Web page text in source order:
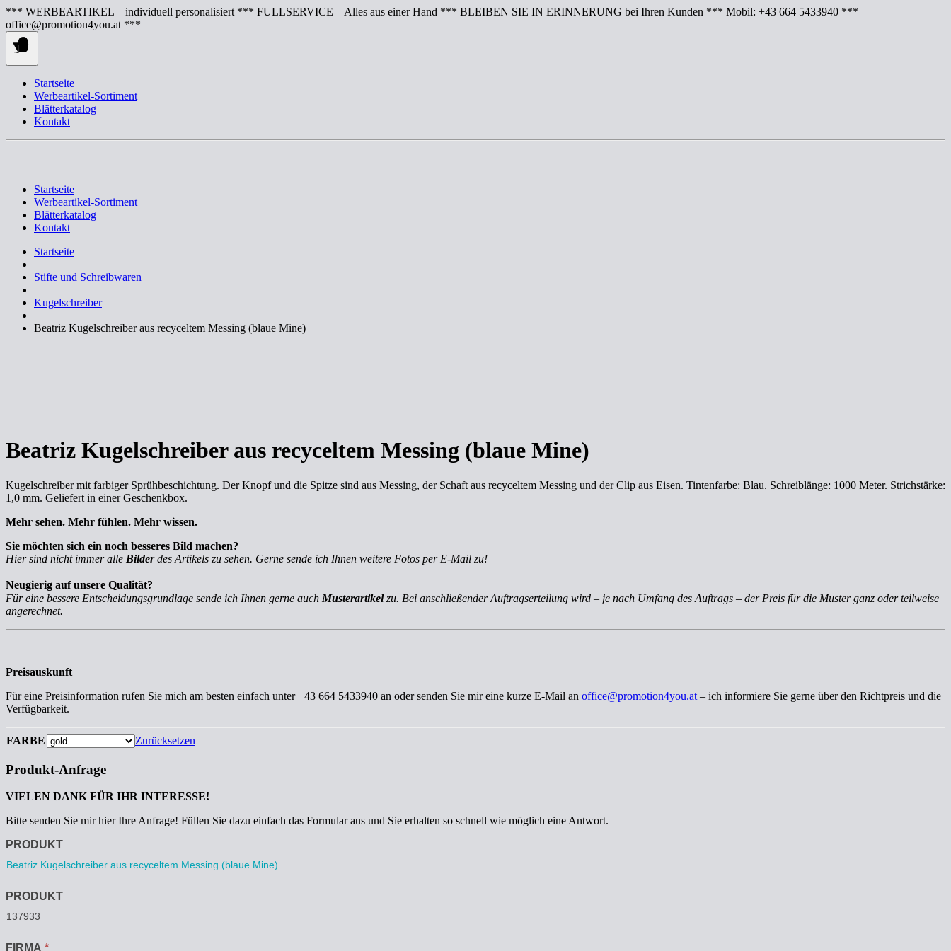
Springe
zum
Inhalt
*** WERBEARTIKEL – individuell personalisiert *** FULLSERVICE – Alles aus einer Hand *** BLEIBEN SIE IN ERINNERUNG bei Ihren Kunden *** Mobil: +43 664 5433940 ***
office@promotion4you.at ***
Startseite
Werbeartikel-Sortiment
Blätterkatalog
Kontakt
Startseite
Werbeartikel-Sortiment
Blätterkatalog
Kontakt
Startseite
Stifte und Schreibwaren
Kugelschreiber
Beatriz Kugelschreiber aus recyceltem Messing (blaue Mine)
Beatriz Kugelschreiber aus recyceltem Messing (blaue Mine)
Kugelschreiber mit farbiger Sprühbeschichtung. Der Knopf und die Spitze sind aus Messing, der Schaft aus recyceltem Messing und der Clip aus Eisen. Tintenfarbe: Blau. Schreiblänge: 1000 Meter. Strichstärke:
1,0 mm. Geliefert in einer Geschenkbox.
Mehr sehen. Mehr fühlen. Mehr wissen.
Sie möchten sich ein noch besseres Bild machen?
Hier sind nicht immer alle Bilderdes Artikels zu sehen. Gerne sende ich Ihnen weitere Fotos per E-Mail zu!
Neugierig auf unsere Qualität?
Für eine bessere Entscheidungsgrundlage sende ich Ihnen gerne auch Musterartikelzu. Bei anschließender Auftragserteilung wird – je nach Umfang des Auftrags – der Preis für die Muster ganz oder teilweise
angerechnet.
Preisauskunft
Für eine Preisinformation rufen Sie mich am besten einfach unter +43 664 5433940 an oder senden Sie mir eine kurze E-Mail an office@promotion4you.at – ich informiere Sie gerne über den Richtpreis und die
Verfügbarkeit.
FARBE Zurücksetzen
Produkt-Anfrage
VIELEN DANK FÜR IHR INTERESSE!
Bitte senden Sie mir hier Ihre Anfrage! Füllen Sie dazu einfach das Formular aus und Sie erhalten so schnell wie möglich eine Antwort.
Anfrage
PRODUKT
PRODUKT
FIRMA *